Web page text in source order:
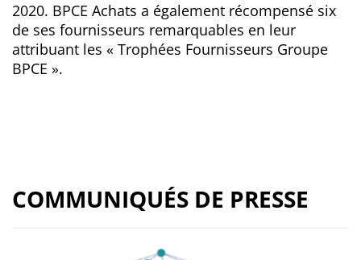
2020. BPCE Achats a également récompensé six
de ses fournisseurs remarquables en leur
attribuant les « Trophées Fournisseurs Groupe
BPCE ».
COMMUNIQUÉS DE PRESSE